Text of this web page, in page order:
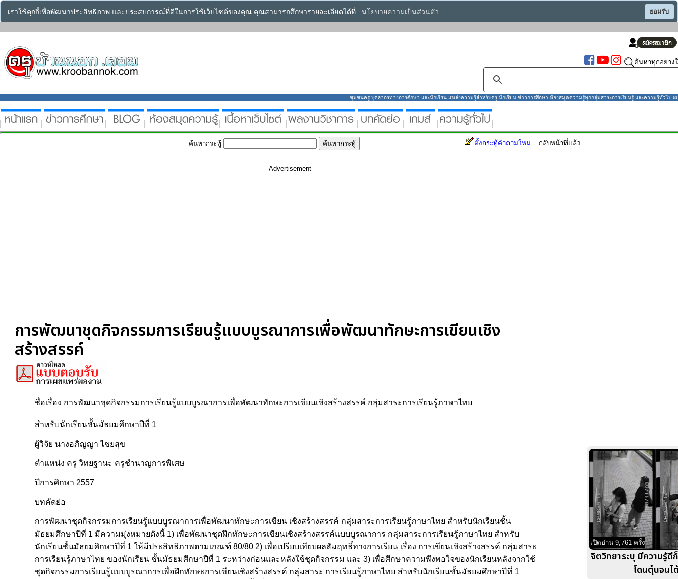
เราใช้คุกกี้เพื่อพัฒนาประสิทธิภาพ และประสบการณ์ที่ดีในการใช้เว็บไซต์ของคุณ คุณสามารถศึกษารายละเอียดได้ที่ : นโยบายความเป็นส่วนตัว ยอมรับ
ค้นหาทุกอย่าง
ชุมชนครู บุคลากรทางการศึกษา และนักเรียน แหล่งความรู้สำหรับครู นักเรียน ข่าวการศึกษา ห้องสมุดความรู้ทุกกลุ่มสาระการเรียนรู้ และความรู้ทั่วไป เ
ค้นหากระทู้ ตั้งกระทู้คำถามใหม่ กลับหน้าที่แล้ว
Advertisement
การพัฒนาชุดกิจกรรมการเรียนรู้แบบบูรณาการเพื่อพัฒนาทักษะการเขียนเชิง
สร้างสรรค์
ชื่อเรื่อง การพัฒนาชุดกิจกรรมการเรียนรู้แบบบูรณาการเพื่อพัฒนาทักษะการเขียนเชิงสร้างสรรค์ กลุ่มสาระการเรียนรู้ภาษาไทย
สำหรับนักเรียนชั้นมัธยมศึกษาปีที่ 1
ผู้วิจัย นางอภิญญา ไชยสุข
ตำแหน่ง ครู วิทยฐานะ ครูชำนาญการพิเศษ
ปีการศึกษา 2557
บทคัดย่อ
การพัฒนาชุดกิจกรรมการเรียนรู้แบบบูรณาการเพื่อพัฒนาทักษะการเขียน เชิงสร้างสรรค์ กลุ่มสาระการเรียนรู้ภาษาไทย สำหรับนักเรียนชั้น
มัธยมศึกษาปีที่ 1 มีความมุ่งหมายดังนี้ 1) เพื่อพัฒนาชุดฝึกทักษะการเขียนเชิงสร้างสรรค์แบบบูรณาการ กลุ่มสาระการเรียนรู้ภาษาไทย สำหรับ
นักเรียนชั้นมัธยมศึกษาปีที่ 1 ให้มีประสิทธิภาพตามเกณฑ์ 80/80 2) เพื่อเปรียบเทียบผลสัมฤทธิ์ทางการเรียน เรื่อง การเขียนเชิงสร้างสรรค์ กลุ่มสาระ
การเรียนรู้ภาษาไทย ของนักเรียน ชั้นมัธยมศึกษาปีที่ 1 ระหว่างก่อนและหลังใช้ชุดกิจกรรม และ 3) เพื่อศึกษาความพึงพอใจของนักเรียนหลังจากใช้
ชุดกิจกรรมการเรียนรู้แบบบูรณาการเพื่อฝึกทักษะการเขียนเชิงสร้างสรรค์ กลุ่มสาระ การเรียนรู้ภาษาไทย สำหรับนักเรียนชั้นมัธยมศึกษาปีที่ 1
เปิดอ่าน 9,761 ครั้ง
จิตวิทยาระบุ มีความรู้
โดนตุ๋นจนไ